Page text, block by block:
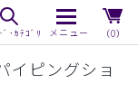
（0）
イピングショ